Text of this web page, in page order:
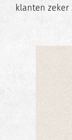
klanten